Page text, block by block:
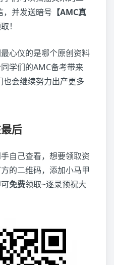
，并发送暗号 【AMC真
！
心仪的是哪个原创资料
学们的AMC备考带来
会继续努力出产更多
后
自己查看，想要领取资
的二维码，添加小马甲
免费领取~逐录预祝大